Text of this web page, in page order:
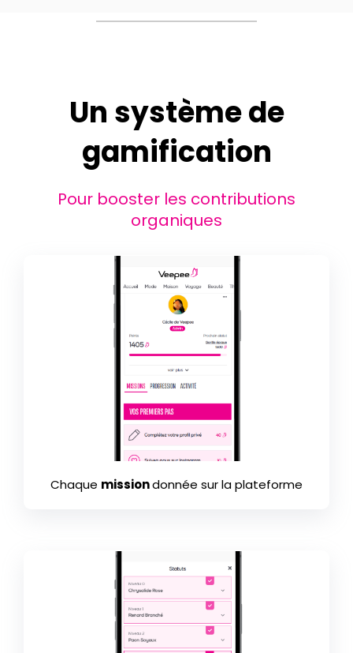
Un système de
gamification
Pour booster les contributions
organiques
Chaque missiondonnée sur la plateforme